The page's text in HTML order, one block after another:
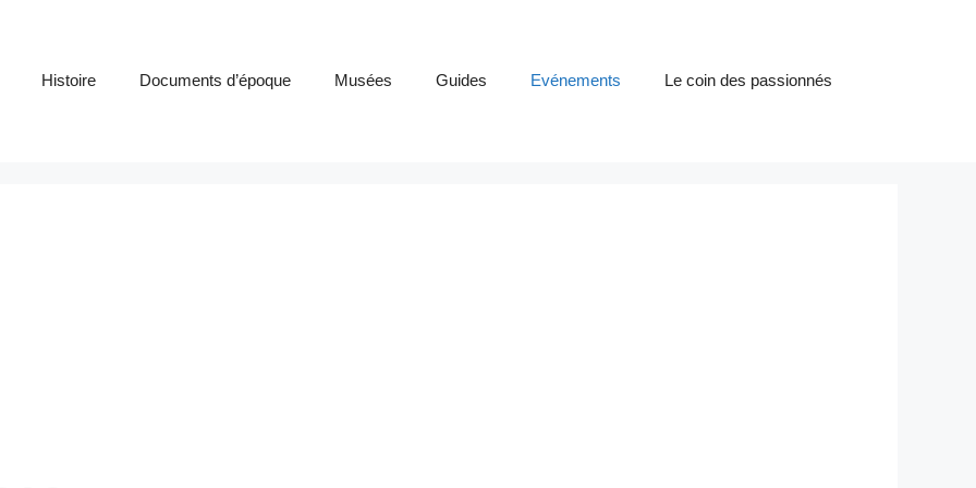
Histoire Documents d’époque Musées Guides Evénements Le coin des passionnés